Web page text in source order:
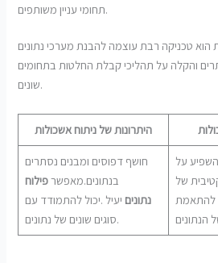
תחומי עניין משותפים.
הוא טכניקה רבת עוצמה להבנת מערכי נתונים
והקלה על תהליכי קבלת החלטות בתחומים
שונים.
היתרונות של ניתוח אשכולות
חושף דפוסים ומבנים נסתרים
בנתונים.מאפשרפילוח
נתונים יעיל .יכול להתמודד עם
סוגים שונים של נתונים.
על
של
להתאמת